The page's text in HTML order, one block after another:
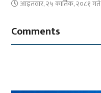
आइतवार, २५ कार्तिक, २०८१ गते
Comments